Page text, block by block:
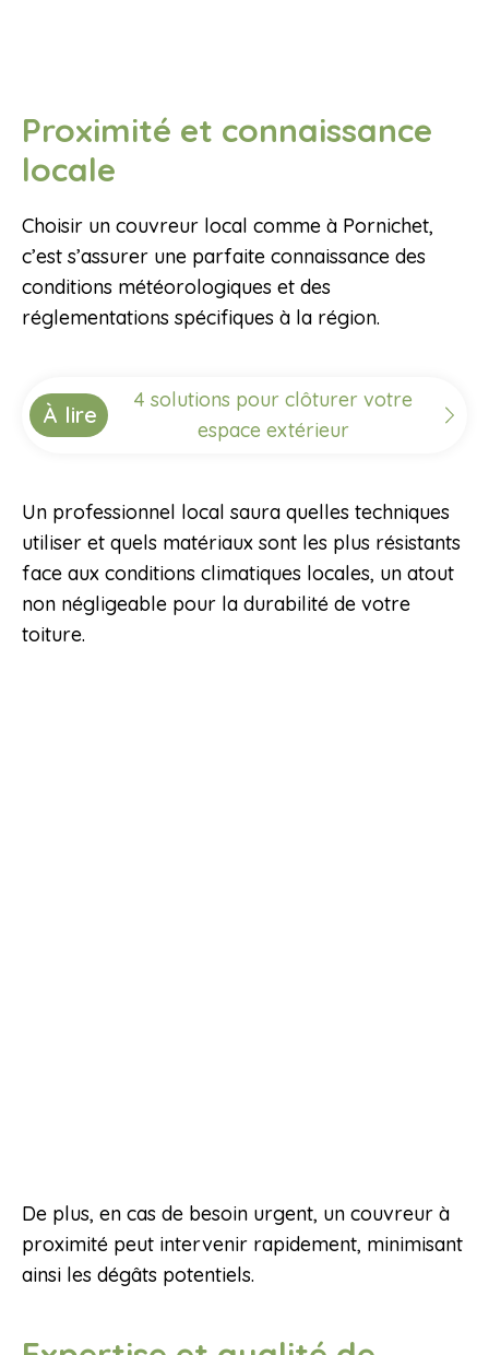
Proximité et connaissance
locale
Choisir un couvreur local comme à Pornichet,
c’est s’assurer une parfaite connaissance des
conditions météorologiques et des
réglementations spécifiques à la région.
À lire
4 solutions pour clôturer votre
espace extérieur
Un professionnel local saura quelles techniques
utiliser et quels matériaux sont les plus résistants
face aux conditions climatiques locales, un atout
non négligeable pour la durabilité de votre
toiture.
De plus, en cas de besoin urgent, un couvreur à
proximité peut intervenir rapidement, minimisant
ainsi les dégâts potentiels.